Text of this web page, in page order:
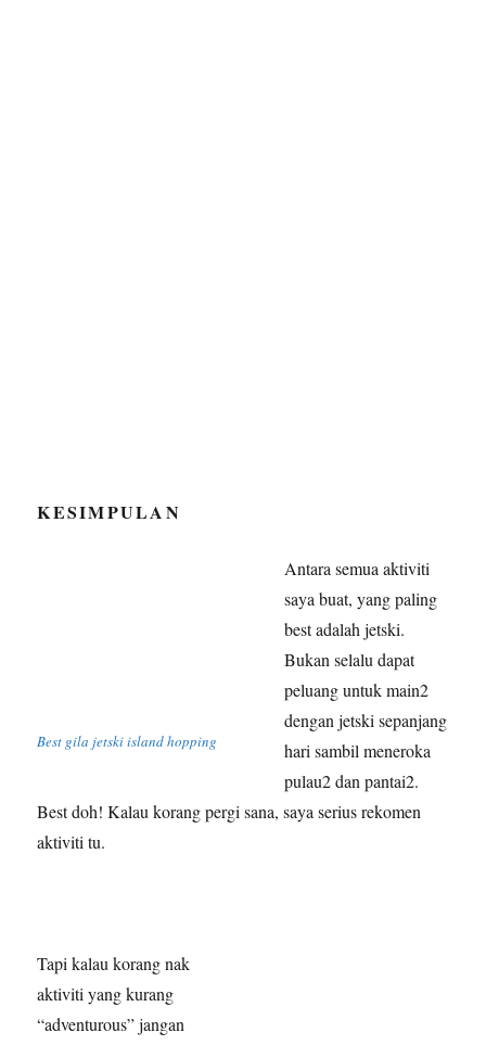
KESIMPULAN
Best gila jetski island hopping
Antara semua aktiviti
saya buat, yang paling
best adalah jetski.
Bukan selalu dapat
peluang untuk main2
dengan jetski sepanjang
hari sambil meneroka
pulau2 dan pantai2.
Best doh! Kalau korang pergi sana, saya serius rekomen
aktiviti tu.
Tapi kalau korang nak
aktiviti yang kurang
“adventurous” jangan